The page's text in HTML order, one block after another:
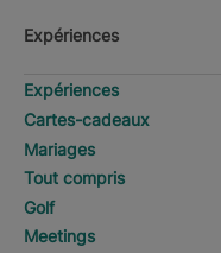
Expériences
Expériences
Cartes-cadeaux
Mariages
Tout compris
Golf
Meetings